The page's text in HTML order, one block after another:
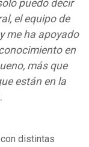
puedo decir
el equipo de
me ha apoyado
en
más que
están en la
distintas